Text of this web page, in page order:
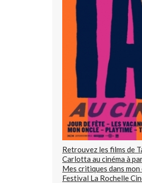
Retrouvez les films de
Carlotta au cinéma à
Mes critiques dans
Festival La Rochelle